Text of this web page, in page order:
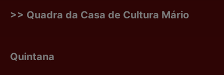
>> Quadra da Casa de Cultura Mário
Quintana